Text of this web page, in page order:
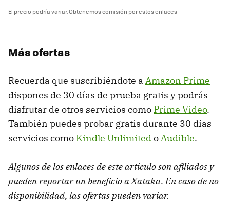
El precio podría variar. Obtenemos comisión por estos enlaces
Más ofertas
Recuerda que suscribiéndote a Amazon Prime
dispones de 30 días de prueba gratis y podrás
disfrutar de otros servicios como Prime Video.
También puedes probar gratis durante 30 días
servicios como Kindle UnlimitedoAudible.
Algunos de los enlaces de este artículo son afiliados y
pueden reportar un beneficio a Xataka. En caso de no
disponibilidad, las ofertas pueden variar.